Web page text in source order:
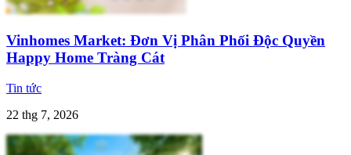
Vinhomes Market: Đơn Vị Phân Phối Độc Quyền
Happy Home Tràng Cát
Tin tức
22 thg 7, 2026